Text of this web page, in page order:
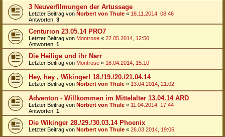
3 Neuverfilmungen der Artussage
Letzter Beitrag von Norbert von Thule « 18.11.2014, 08:46
Antworten: 3
Centurion 23.05.14 PRO7
Letzter Beitrag von Montrose « 22.05.2014, 12:50
Antworten: 1
Die Heilige und ihr Narr
Letzter Beitrag von Montrose « 18.04.2014, 15:10
Hey, hey , Wikinger! 18./19./20./21.04.14
Letzter Beitrag von Norbert von Thule « 13.04.2014, 21:02
Adventon - Willkommen im Mittelalter 13.04.14 ARD
Letzter Beitrag von Norbert von Thule « 11.04.2014, 17:44
Antworten: 1
Die Wikinger 28./29./30.03.14 Phoenix
Letzter Beitrag von Norbert von Thule « 26.03.2014, 19:06